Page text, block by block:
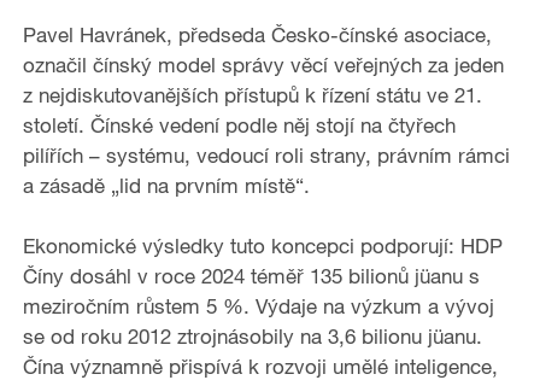
l
a
y
V
i
d
e
Pavel Havránek, předseda Česko-čínské asociace,
označil čínský model správy věcí veřejných za jeden
z nejdiskutovanějších přístupůk řízení státu ve 21.
století. Čínské vedení podle něj stojí na čtyřech
pilířích – systému, vedoucí roli strany, právním rámci
a zásadě „lid na prvním místě“.
Ekonomické výsledky tuto koncepci podporují: HDP
Číny dosáhl v roce 2024 téměř 135 bilionů jüanu s
meziročním růstem 5 %. Výdaje na výzkum a vývoj
se od roku 2012 ztrojnásobily na 3,6 bilionu jüanu.
Čína významně přispívá k rozvoji umělé inteligence,